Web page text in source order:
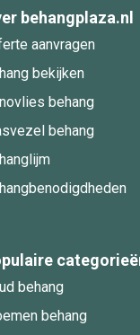
behangplaza.nl
aanvragen
bekijken
behang
behang
behang
behang